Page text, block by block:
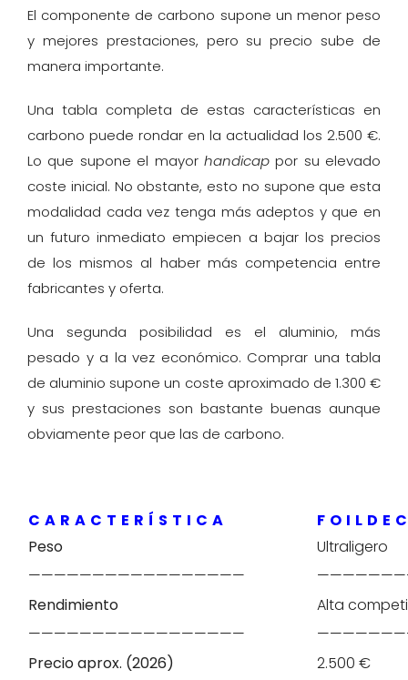
El componente de carbono supone un menor peso
y mejores prestaciones, pero su precio sube de
manera importante.
Una tabla completa de estas características en
carbono puede rondar en la actualidad los 2.500 €.
Lo que supone el mayor handicappor su elevado
coste inicial. No obstante, esto no supone que esta
modalidad cada vez tenga más adeptos y que en
un futuro inmediato empiecen a bajar los precios
de los mismos al haber más competencia entre
fabricantes y oferta.
Una segunda posibilidad es el aluminio, más
pesado y a la vez económico. Comprar una tabla
de aluminio supone un coste aproximado de 1.300 €
y sus prestaciones son bastante buenas aunque
obviamente peor que las de carbono.
C A R A C T E R Í S T I C A
F O I L D E
Peso
Ultraligero
—————————————————
Rendimiento
Alta
—————————————————
Precio aprox. (2026)
2.500 €